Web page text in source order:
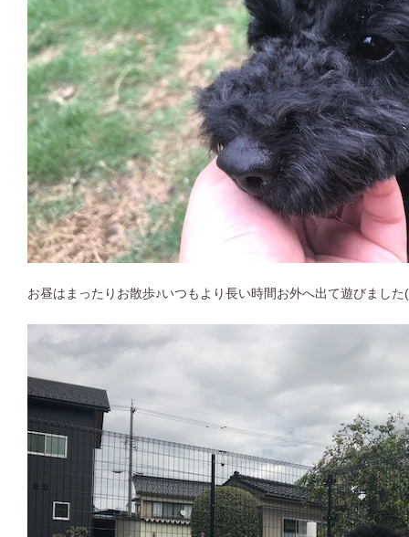
お昼はまったりお散歩♪いつもより長い時間お外へ出て遊びました